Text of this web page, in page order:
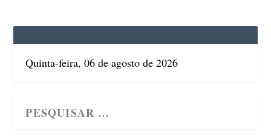
Quinta-feira, 06 de agosto de 2026